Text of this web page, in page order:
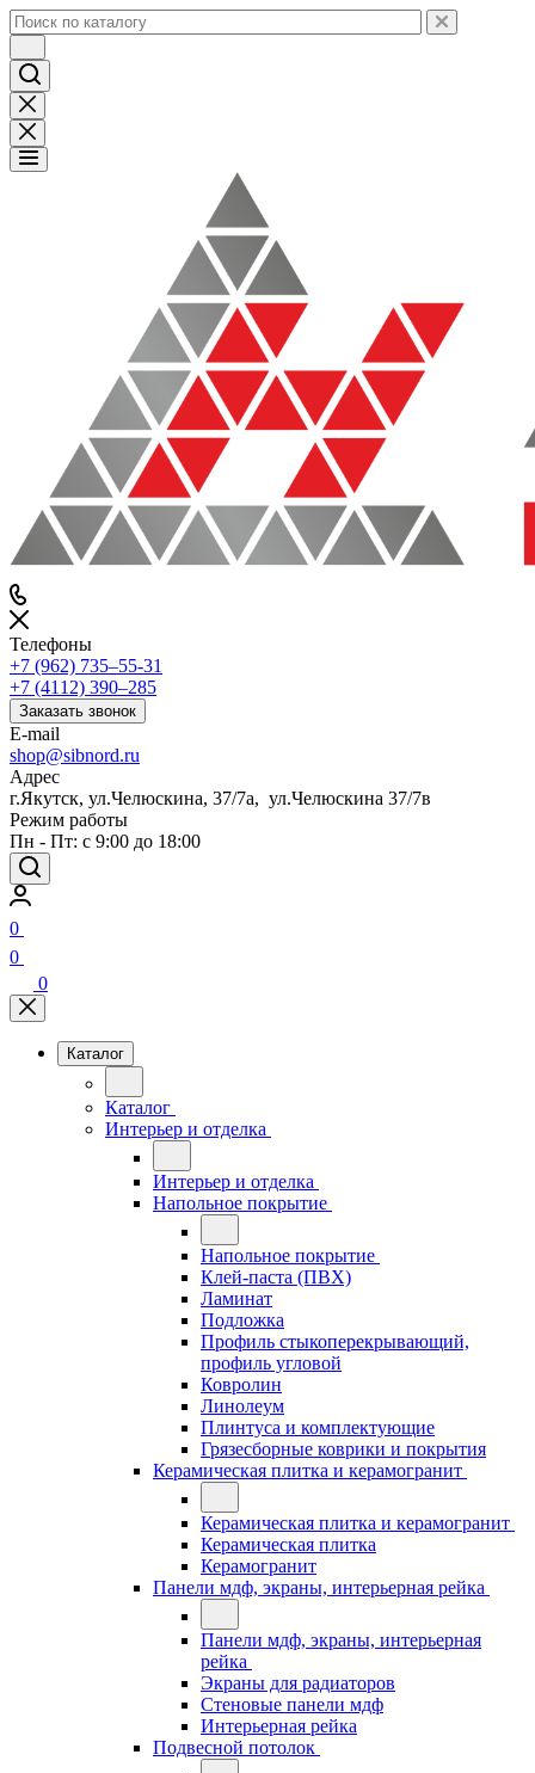
Телефоны
+7 (962) 735‒55-31
+7 (4112) 390‒285
Заказать звонок
E-mail
shop@sibnord.ru
Адрес
​г.Якутск, ул.Челюскина, 37/7а, ул.Челюскина 37/7в
Режим работы
Пн - Пт: с 9:00 до 18:00
0
0
0
Каталог
Каталог
Интерьер и отделка
Интерьер и отделка
Напольное покрытие
Напольное покрытие
Клей-паста (ПВХ)
Ламинат
Подложка
Профиль стыкоперекрывающий,
профиль угловой
Ковролин
Линолеум
Плинтуса и комплектующие
Грязесборные коврики и покрытия
Керамическая плитка и керамогранит
Керамическая плитка и керамогранит
Керамическая плитка
Керамогранит
Панели мдф, экраны, интерьерная рейка
Панели мдф, экраны, интерьерная
рейка
Экраны для радиаторов
Стеновые панели мдф
Интерьерная рейка
Подвесной потолок